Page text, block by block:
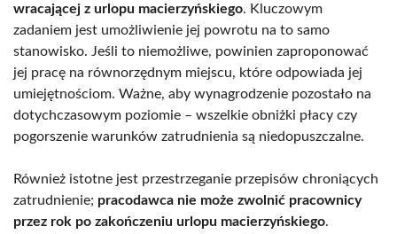
wracającej z urlopu macierzyńskiego. Kluczowym
zadaniem jest umożliwienie jej powrotu na to samo
stanowisko. Jeśli to niemożliwe, powinien zaproponować
jej pracę na równorzędnym miejscu, które odpowiada jej
umiejętnościom. Ważne, aby wynagrodzenie pozostało na
dotychczasowym poziomie – wszelkie obniżki płacy czy
pogorszenie warunków zatrudnienia są niedopuszczalne.
Również istotne jest przestrzeganie przepisów chroniących
zatrudnienie; pracodawca nie może zwolnić pracownicy
przez rok po zakończeniu urlopu macierzyńskiego.